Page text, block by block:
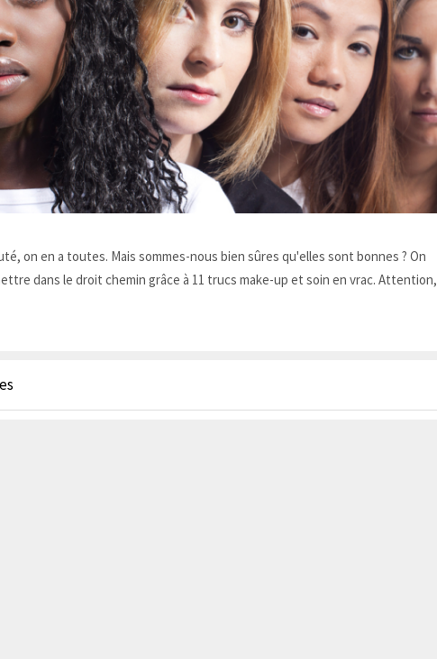
on en a toutes. Mais sommes-nous bien sûres qu'elles sont bonnes ? On
dans le droit chemin grâce à 11 trucs make-up et soin en vrac. Attention,